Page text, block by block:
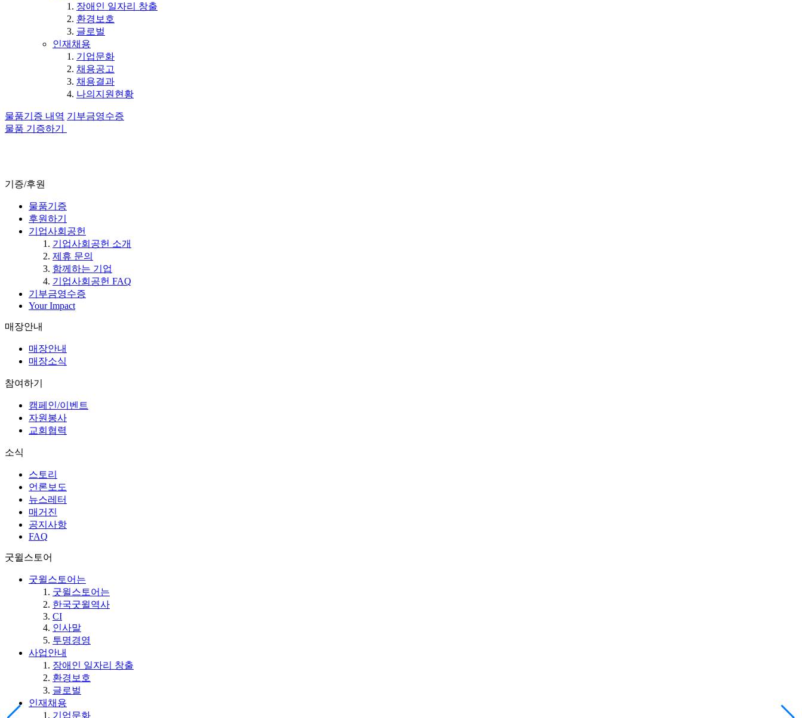
장애인 일자리 창출
환경보호
글로벌
인재채용
기업문화
채용공고
채용결과
나의지원현황
물품기증 내역 기부금영수증
물품 기증하기
기증/후원
물품기증
후원하기
기업사회공헌
기업사회공헌 소개
제휴 문의
함께하는 기업
기업사회공헌 FAQ
기부금영수증
Your Impact
매장안내
매장안내
매장소식
참여하기
캠페인/이벤트
자원봉사
교회협력
소식
스토리
언론보도
뉴스레터
매거진
공지사항
FAQ
굿윌스토어
굿윌스토어는
굿윌스토어는
한국굿윌역사
CI
인사말
투명경영
사업안내
장애인 일자리 창출
환경보호
글로벌
인재채용
기업문화